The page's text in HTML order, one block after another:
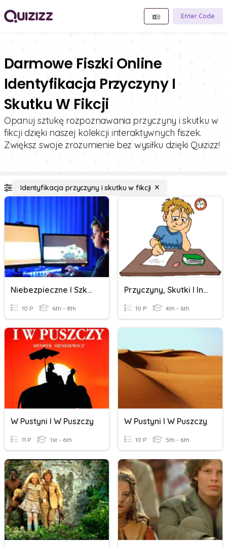
Enter Code
Darmowe Fiszki Online
Identyfikacja Przyczyny I
Skutku W Fikcji
Opanuj sztukę rozpoznawania przyczyny i skutku w
fikcji dzięki naszej kolekcji interaktywnych fiszek.
Zwiększ swoje zrozumienie bez wysiłku dzięki Quizizz!
Identyfikacja przyczyny i skutku w fikcji
Niebezpieczne I Szkodliwe Treści W Internecie
10 P 6th - 8th
Przyczyny, Skutki I Inne Kłopoty
10 P 4th - 6th
W Pustyni I W Puszczy
11 P 1st - 6th
W Pustyni I W Puszczy
10 P 5th - 6th